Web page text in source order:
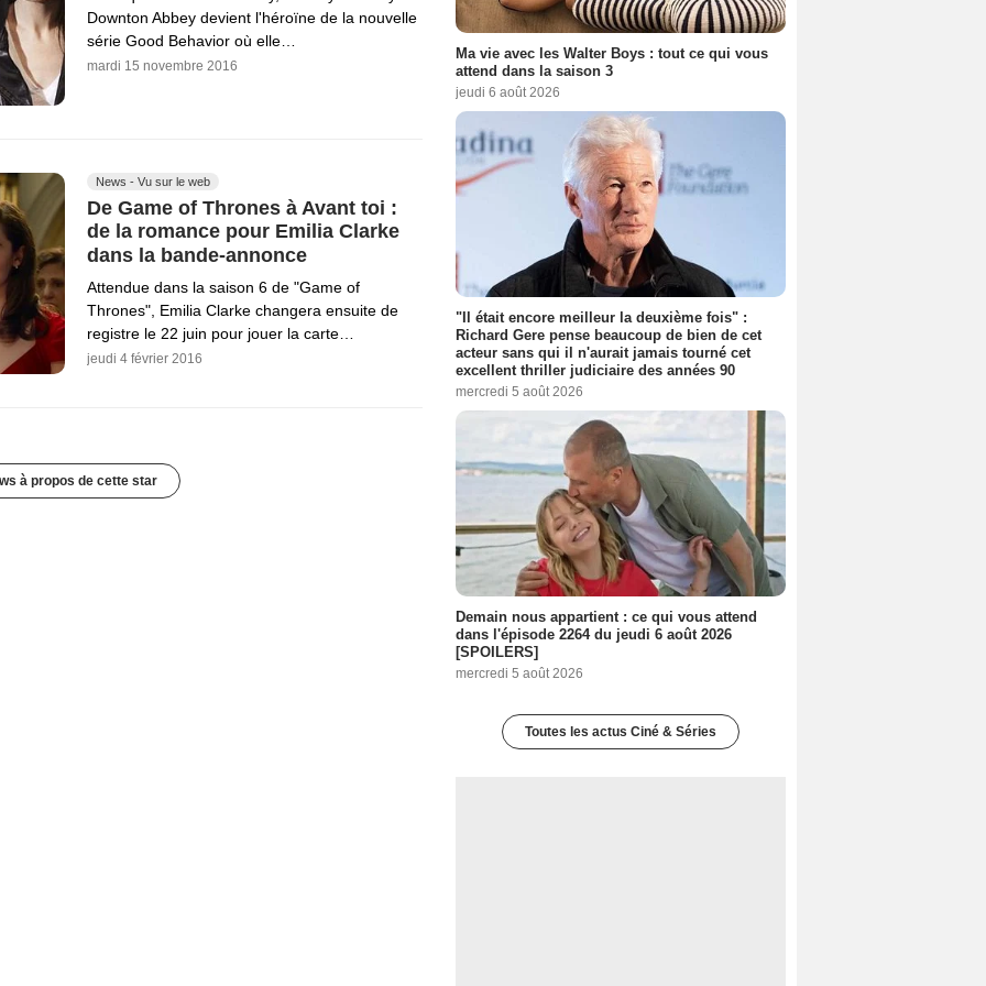
Downton Abbey devient l'héroïne de la nouvelle
série Good Behavior où elle…
mardi 15 novembre 2016
News - Vu sur le web
De Game of Thrones à Avant toi :
de la romance pour Emilia Clarke
dans la bande-annonce
Attendue dans la saison 6 de "Game of
Thrones", Emilia Clarke changera ensuite de
registre le 22 juin pour jouer la carte…
jeudi 4 février 2016
à propos de cette star
Ma vie avec les Walter Boys : tout ce qui vous
attend dans la saison 3
jeudi 6 août 2026
"Il était encore meilleur la deuxième fois" :
Richard Gere pense beaucoup de bien de cet
acteur sans qui il n'aurait jamais tourné cet
excellent thriller judiciaire des années 90
mercredi 5 août 2026
Demain nous appartient : ce qui vous attend
dans l'épisode 2264 du jeudi 6 août 2026
[SPOILERS]
mercredi 5 août 2026
Toutes les actus Ciné & Séries